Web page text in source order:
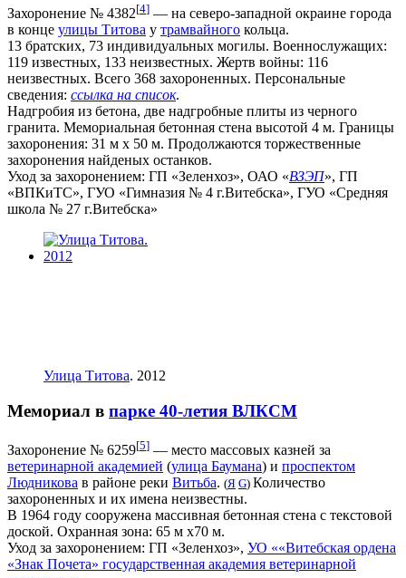
Захоронение № 4382[4] — на северо-западной окраине города
в конце улицы Титова у трамвайного кольца.
13 братских, 73 индивидуальных могилы. Военнослужащих:
119 известных, 133 неизвестных. Жертв войны: 116
неизвестных. Всего 368 захороненных. Персональные
сведения: ссылка на список.
Надгробия из бетона, две надгробные плиты из черного
гранита. Мемориальная бетонная стена высотой 4 м. Границы
захоронения: 31 м х 50 м. Продолжаются торжественные
захоронения найденых останков.
Уход за захоронением: ГП «Зеленхоз», ОАО «ВЗЭП», ГП
«ВПКиТС», ГУО «Гимназия № 4 г.Витебска», ГУО «Средняя
школа № 27 г.Витебска»
Улица Титова. 2012
Мемориал в парке 40-летия ВЛКСМ
Захоронение № 6259[5] — место массовых казней за
ветеринарной академией (улица Баумана) и проспектом
Людникова в районе реки Витьба. (Я G) Количество
захороненных и их имена неизвестны.
В 1964 году сооружена массивная бетонная стена с текстовой
доской. Охранная зона: 65 м x70 м.
Уход за захоронением: ГП «Зеленхоз», УО ««Витебская ордена
«Знак Почета» государственная академия ветеринарной